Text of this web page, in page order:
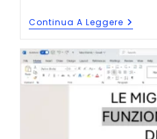
Continua A Leggere
JITE
E
MRE
Per
Non
Il